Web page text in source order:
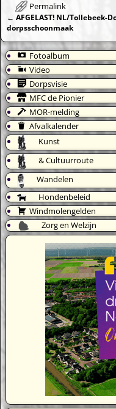
Permalink
Bericht navigatie
← AFGELAST! NL/Tollebeek-
dorpsschoonmaak
Fotoalbum
Video
Dorpsvisie
MFC de Pionier
MOR-melding
Afvalkalender
Kunst
& Cultuurroute
Wandelen
Hondenbeleid
Windmolengelden
Zorg en Welzijn